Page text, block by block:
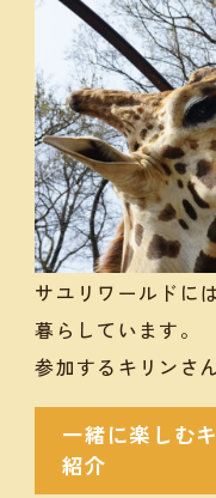
サユリワールドに
暮らしています。
参加するキリンさ
一緒に楽しむ
紹介